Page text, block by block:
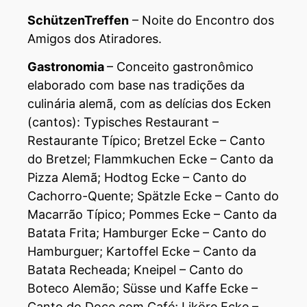
SchützenTreffen – Noite do Encontro dos
Amigos dos Atiradores.
Gastronomia– Conceito gastronômico
elaborado com base nas tradições da
culinária alemã, com as delícias dos Ecken
(cantos): Typisches Restaurant –
Restaurante Típico; Bretzel Ecke – Canto
do Bretzel; Flammkuchen Ecke – Canto da
Pizza Alemã; Hodtog Ecke – Canto do
Cachorro-Quente; Spätzle Ecke – Canto do
Macarrão Típico; Pommes Ecke – Canto da
Batata Frita; Hamburger Ecke – Canto do
Hamburguer; Kartoffel Ecke – Canto da
Batata Recheada; Kneipel – Canto do
Boteco Alemão; Süsse und Kaffe Ecke –